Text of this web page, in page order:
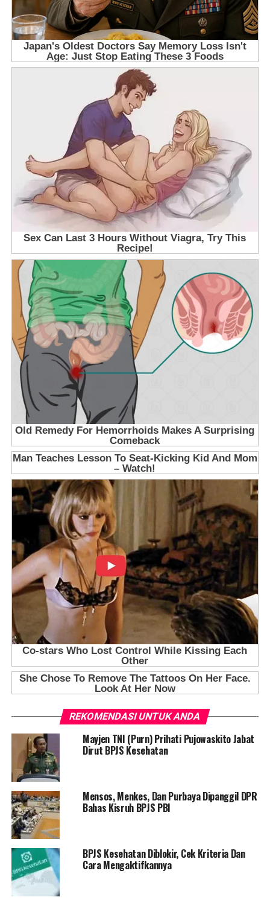
REKOMENDASI UNTUK ANDA
Mayjen TNI (Purn) Prihati Pujowaskito Jabat
Dirut BPJS Kesehatan
Mensos, Menkes, Dan Purbaya Dipanggil DPR
Bahas Kisruh BPJS PBI
BPJS Kesehatan Diblokir, Cek Kriteria Dan
Cara Mengaktifkannya